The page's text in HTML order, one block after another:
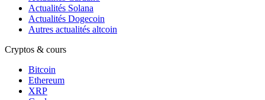
Actualités Solana
Actualités Dogecoin
Autres actualités altcoin
Cryptos & cours
Bitcoin
Ethereum
XRP